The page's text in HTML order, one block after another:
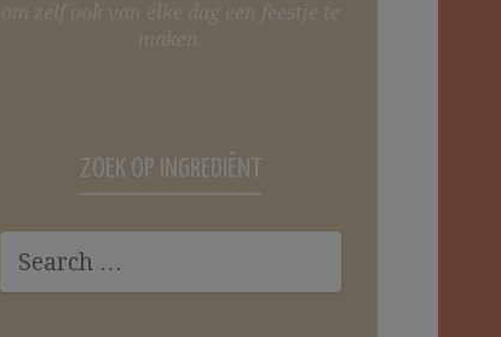
om zelf ook van elke dag een feestje te
maken.
ZOEK OP INGREDIËNT